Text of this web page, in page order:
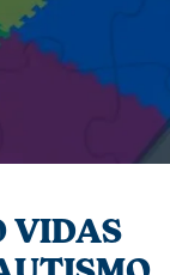
VIDAS